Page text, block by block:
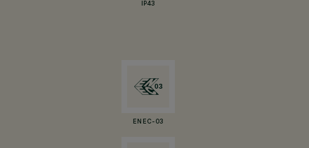
IP43
ENEC-03